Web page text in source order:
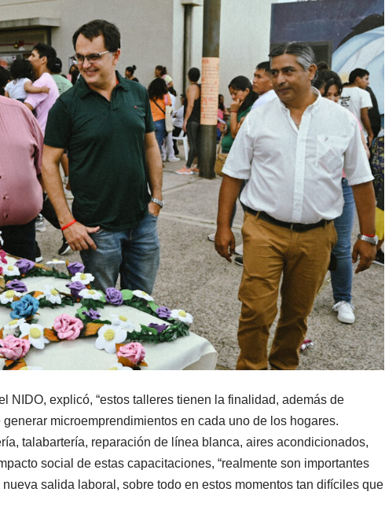
NIDO, explicó, “estos talleres tienen la finalidad, además de
microemprendimientos en cada uno de los hogares.
talabartería, reparación de línea blanca, aires acondicionados,
social de estas capacitaciones, “realmente son importantes
salida laboral, sobre todo en estos momentos tan difíciles que